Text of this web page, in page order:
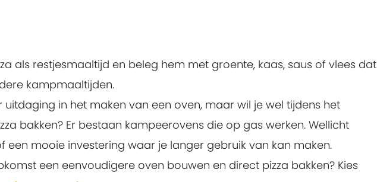
als restjesmaaltijd en beleg hem met groente, kaas, saus of vlees dat
kampmaaltijden.
uitdaging in het maken van een oven, maar wil je wel tijdens het
bakken? Er bestaan kampeerovens die op gas werken. Wellicht
een mooie investering waar je langer gebruik van kan maken.
een eenvoudigere oven bouwen en direct pizza bakken? Kies